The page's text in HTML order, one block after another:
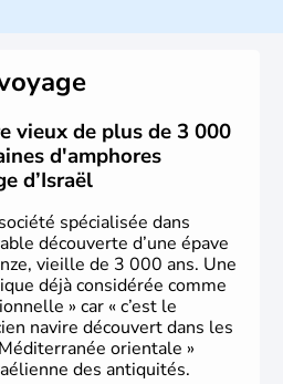
le domaine des nouvelles
vieux de plus de 3 000
d'amphores
d’Israël
spécialisée dans
découverte d’une épave
vieille de 3 000 ans. Une
déjà considérée comme
» car « c’est le
navire découvert dans les
orientale »
des antiquités.